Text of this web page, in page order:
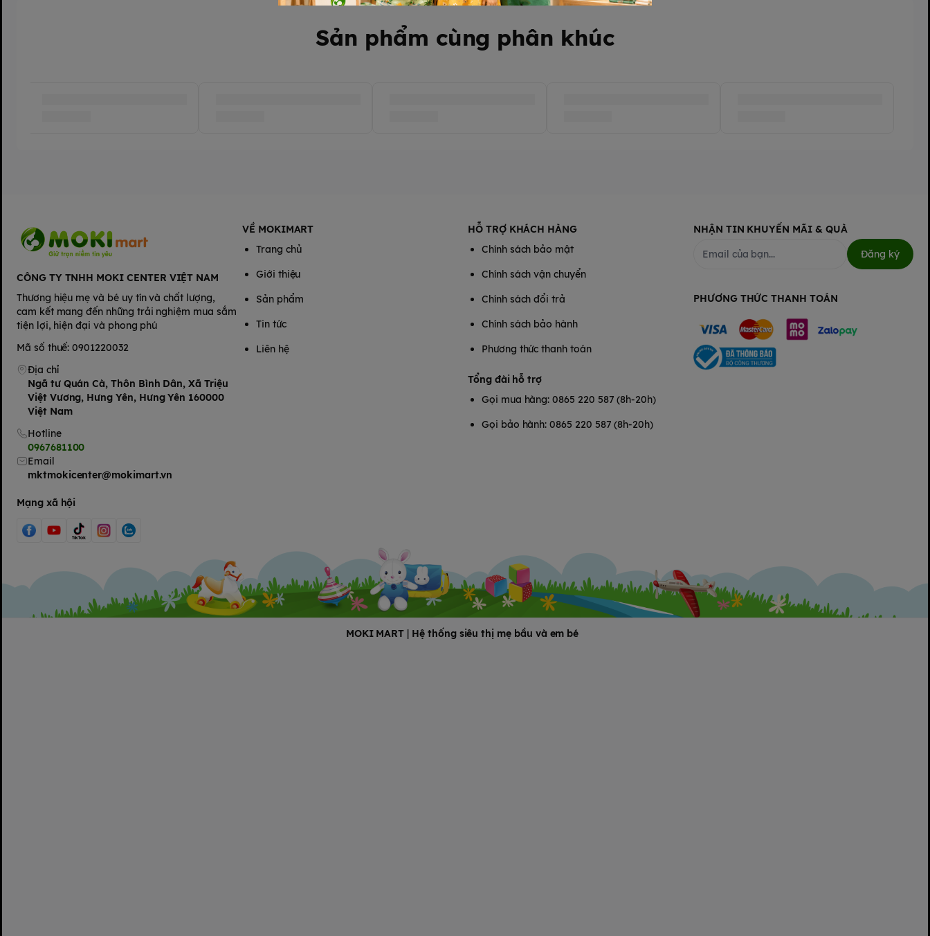
Sản phẩm cùng phân khúc
CÔNG TY TNHH MOKI CENTER VIỆT NAM
Thương hiệu mẹ và bé uy tín và chất lượng,
cam kết mang đến những trải nghiệm mua sắm
tiện lợi, hiện đại và phong phú
Mã số thuế: 0901220032
Địa chỉ
Ngã tư Quán Cà, Thôn Bình Dân, Xã Triệu
Việt Vương, Hưng Yên, Hưng Yên 160000
Việt Nam
Hotline
0967681100
Email
mktmokicenter@mokimart.vn
Mạng xã hội
VỀ MOKIMART
Trang chủ
Giới thiệu
Sản phẩm
Tin tức
Liên hệ
HỖ TRỢ KHÁCH HÀNG
Chính sách bảo mật
Chính sách vận chuyển
Chính sách đổi trả
Chính sách bảo hành
Phương thức thanh toán
Tổng đài hỗ trợ
Gọi mua hàng: 0865 220 587 (8h-20h)
Gọi bảo hành: 0865 220 587 (8h-20h)
NHẬN TIN KHUYẾN MÃI & QUÀ
Đăng ký
PHƯƠNG THỨC THANH TOÁN
MOKI MART | Hệ thống siêu thị mẹ bầu và em bé